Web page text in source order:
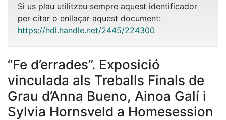
Si us plau utilitzeu sempre aquest identificador
per citar o enllaçar aquest document:
https://hdl.handle.net/2445/224300
“Fe d’errades”. Exposició
vinculada als Treballs Finals de
Grau d’Anna Bueno, Ainoa Galí i
Sylvia Hornsveld a Homesession